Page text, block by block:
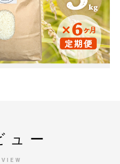
ュー